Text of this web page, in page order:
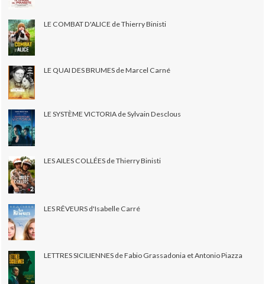
LE COMBAT D'ALICE de Thierry Binisti
LE QUAI DES BRUMES de Marcel Carné
LE SYSTÈME VICTORIA de Sylvain Desclous
LES AILES COLLÉES de Thierry Binisti
LES RÊVEURS d'Isabelle Carré
LETTRES SICILIENNES de Fabio Grassadonia et Antonio Piazza